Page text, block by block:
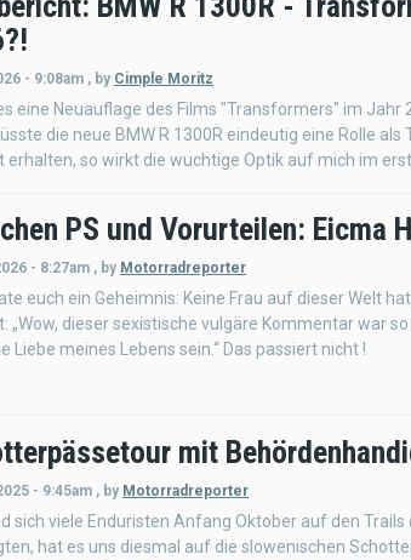
- 9:08am , by Cimple Moritz
eine Neuauflage des Films "Transformers" im Jahr
die neue BMW R 1300R eindeutig eine Rolle
erhalten, so wirkt die wuchtige Optik auf mich im
PS und Vorurteilen: Eicma
- 8:27am , by Motorradreporter
euch ein Geheimnis: Keine Frau auf dieser Welt
„Wow, dieser sexistische vulgäre Kommentar war
Liebe meines Lebens sein.“ Das passiert nicht !
mit
- 9:45am , by Motorradreporter
sich viele Enduristen Anfang Oktober auf den Trails
hat es uns diesmal auf die slowenischen